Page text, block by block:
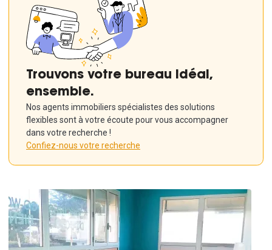
Trouvons votre bureau idéal,
ensemble.
Nos agents immobiliers spécialistes des solutions
flexibles sont à votre écoute pour vous accompagner
dans votre recherche !
Confiez-nous votre recherche